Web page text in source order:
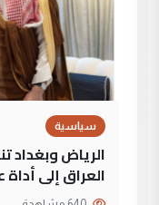
سياسية
الرياض وبغداد
العراق إلى